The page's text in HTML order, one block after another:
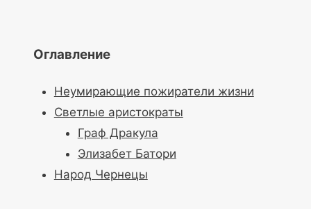
Оглавление
Неумирающие пожиратели жизни
Светлые аристократы
Граф Дракула
Элизабет Батори
Народ Чернецы